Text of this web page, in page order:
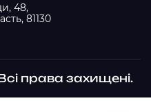
48,
81130
права захищені.